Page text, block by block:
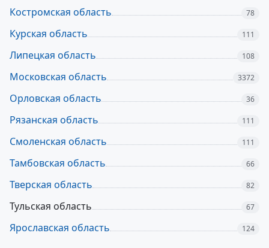
Костромская область 78
Курская область 111
Липецкая область 108
Московская область 3372
Орловская область 36
Рязанская область 111
Смоленская область 111
Тамбовская область 66
Тверская область 82
Тульская область 67
Ярославская область 124